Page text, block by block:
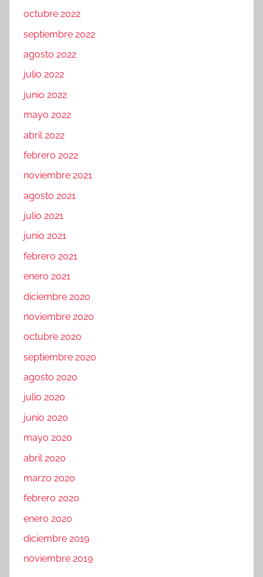
octubre 2022
septiembre 2022
agosto 2022
julio 2022
junio 2022
mayo 2022
abril 2022
febrero 2022
noviembre 2021
agosto 2021
julio 2021
junio 2021
febrero 2021
enero 2021
diciembre 2020
noviembre 2020
octubre 2020
septiembre 2020
agosto 2020
julio 2020
junio 2020
mayo 2020
abril 2020
marzo 2020
febrero 2020
enero 2020
diciembre 2019
noviembre 2019